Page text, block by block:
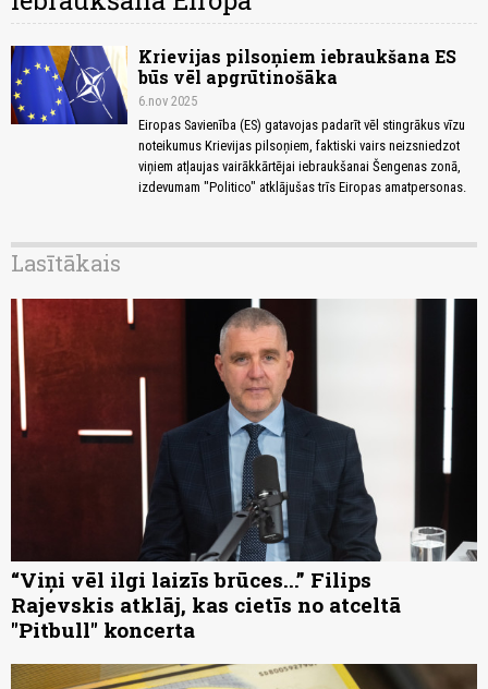
Krievijas pilsoņiem iebraukšana ES
būs vēl apgrūtinošāka
6.nov 2025
Eiropas Savienība (ES) gatavojas padarīt vēl stingrākus vīzu
noteikumus Krievijas pilsoņiem, faktiski vairs neizsniedzot
viņiem atļaujas vairākkārtējai iebraukšanai Šengenas zonā,
izdevumam "Politico" atklājušas trīs Eiropas amatpersonas.
Lasītākais
“Viņi vēl ilgi laizīs brūces...” Filips
Rajevskis atklāj, kas cietīs no atceltā
"Pitbull" koncerta